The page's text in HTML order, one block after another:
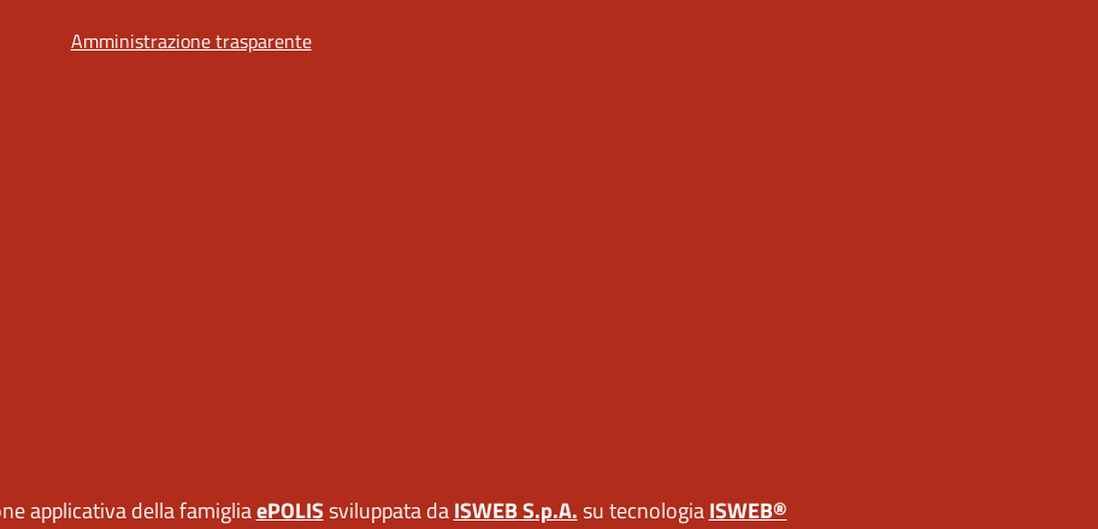
Amministrazione trasparente
applicativa della famigliaePOLISsviluppata daISWEB S.p.A.su tecnologiaISWEB®